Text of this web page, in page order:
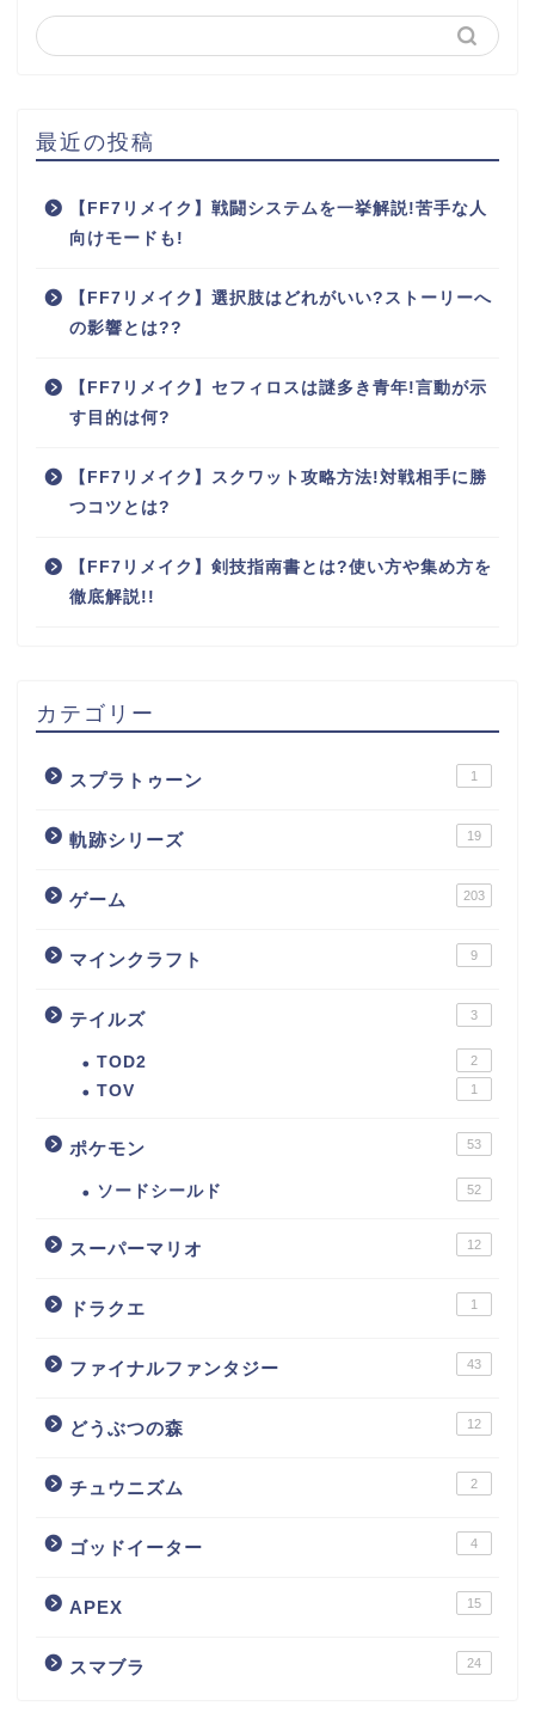
最近の投稿
【FF7リメイク】戦闘システムを一挙解説!苦手な人
向けモードも!
【FF7リメイク】選択肢はどれがいい?ストーリーへ
の影響とは??
【FF7リメイク】セフィロスは謎多き青年!言動が示
す目的は何?
【FF7リメイク】スクワット攻略方法!対戦相手に勝
つコツとは?
【FF7リメイク】剣技指南書とは?使い方や集め方を
徹底解説!!
カテゴリー
スプラトゥーン 1
軌跡シリーズ 19
ゲーム 203
マインクラフト 9
テイルズ 3
TOD2 2
TOV 1
ポケモン 53
ソードシールド 52
スーパーマリオ 12
ドラクエ 1
ファイナルファンタジー 43
どうぶつの森 12
チュウニズム 2
ゴッドイーター 4
APEX 15
スマブラ 24